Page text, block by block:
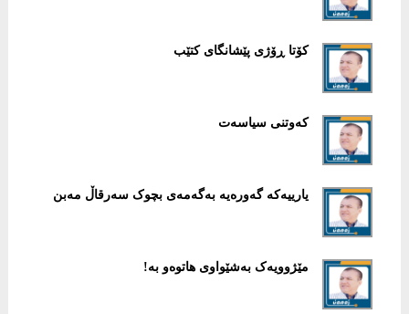
کۆتا ڕۆژی پێشانگای کتێب
کەوتنی سیاسەت
یارییەکە گەورەیە بەگەمەی بچوک سەرقاڵ مەبن
مێژوویەک بەشێواوی هاتوەو بە!